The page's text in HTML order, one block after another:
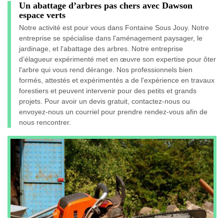
Un abattage d’arbres pas chers avec Dawson
espace verts
Notre activité est pour vous dans Fontaine Sous Jouy. Notre
entreprise se spécialise dans l'aménagement paysager, le
jardinage, et l'abattage des arbres. Notre entreprise
d’élagueur expérimenté met en œuvre son expertise pour ôter
l'arbre qui vous rend dérange. Nos professionnels bien
formés, attestés et expérimentés a de l'expérience en travaux
forestiers et peuvent intervenir pour des petits et grands
projets. Pour avoir un devis gratuit, contactez-nous ou
envoyez-nous un courriel pour prendre rendez-vous afin de
nous rencontrer.